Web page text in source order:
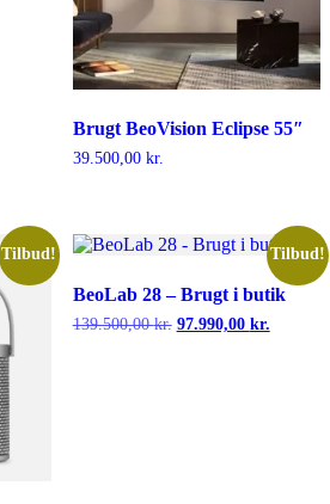
129.000,00 kr..
Brugt BeoVision Eclipse 55″
39.500,00 kr.
Tilbud! Tilbud!
BeoLab 28 – Brugt i butik
139.500,00kr. Den
97.990,00 kr.